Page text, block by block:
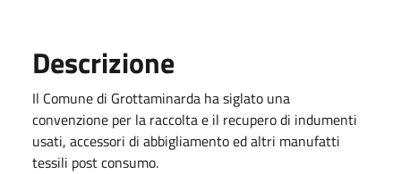
Descrizione
Il Comune di Grottaminarda ha siglato una
convenzione per la raccolta e il recupero di indumenti
usati, accessori di abbigliamento ed altri manufatti
tessili post consumo.